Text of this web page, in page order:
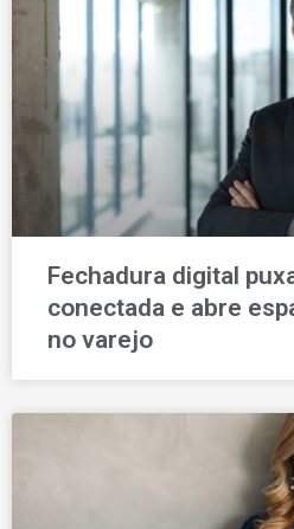
Fechadura digital
conectada e abre
no varejo